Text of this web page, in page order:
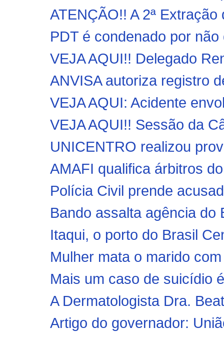
ATENÇÃO!! A 2ª
PDT é condenado por
VEJA AQUI!! Delegado
ANVISA autoriza registro
VEJA AQUI: Acidente
VEJA AQUI!! Sessão da
UNICENTRO realizou
AMAFI qualifica árbitros
Polícia Civil prende
Bando assalta agência do
Itaqui, o porto do Brasil
Mulher mata o marido
Mais um caso de suicídio
A Dermatologista Dra.
Artigo do governador: